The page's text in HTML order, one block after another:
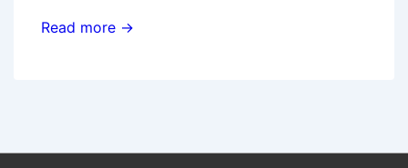
Multi-
Read more →